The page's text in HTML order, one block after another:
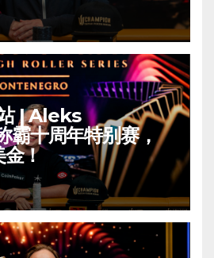
| Aleks
十周年特别赛，
！